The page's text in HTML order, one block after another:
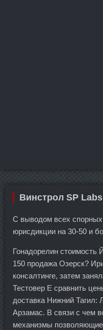
Винстрол SP
С выводом всех спорных
юрисдикции на 30-50 и
Гонадорелин
150 продажа Озерск?
консалтинге, затем
Тестовер Е сравнить
доставка Нижний Тагил:
Арзамас. В связи с чем
механизмы